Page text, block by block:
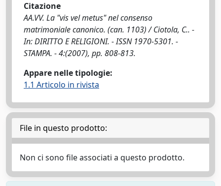
Citazione
AA.VV. La "vis vel metus" nel consenso
matrimoniale canonico. (can. 1103) / Ciotola, C.. -
In: DIRITTO E RELIGIONI. - ISSN 1970-5301. -
STAMPA. - 4:(2007), pp. 808-813.
Appare nelle tipologie:
1.1 Articolo in rivista
File in questo prodotto:
Non ci sono file associati a questo prodotto.